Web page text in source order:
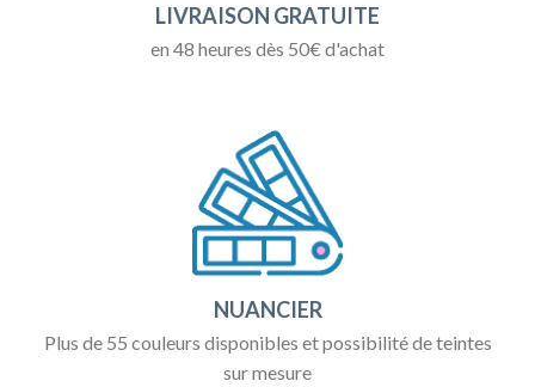
LIVRAISON GRATUITE
en 48 heures dès 50€ d'achat
NUANCIER
Plus de 55 couleurs disponibles et possibilité de teintes
sur mesure